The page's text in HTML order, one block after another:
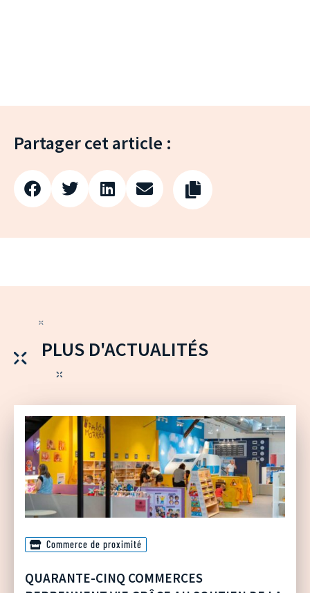
Partager cet article :
PLUS D'ACTUALITÉS
Commerce de proximité
QUARANTE-CINQ COMMERCES